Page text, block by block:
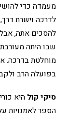
מעמדה כדי
לדרכה וישרת
להסכים אתה,
שבו היתה
מוחלטת בדרכה.
בפועלה הרב
סיקי קול היא
הספר לאמנויות